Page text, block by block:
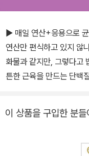
▶ 매일 연산+응용으로
연산만 편식하고 있지 않
화물과 같지만, 그렇다고
튼한 근육을 만드는 단백
이고, 뒤에서 바로 연산을
기본기를 빈틈없이 쌓아 나갑니다. ▶ 다양한 응
이 상품을 구입한 분